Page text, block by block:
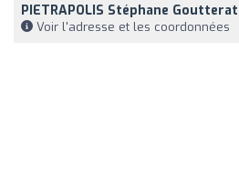
PIETRAPOLIS Stéphane
Voir l'adresse et les coordonnées